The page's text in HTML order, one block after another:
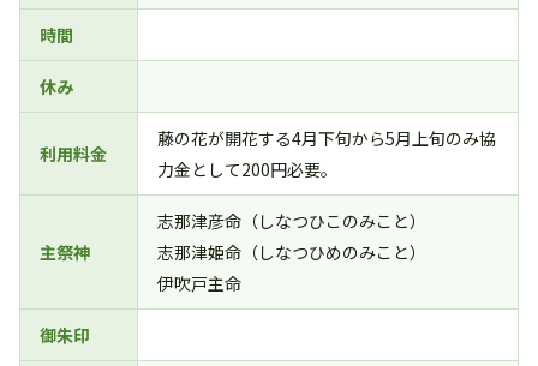
時間
休み
利用料金
藤の花が開花する4月下旬から5月上旬のみ協
力金として200円必要。
主祭神
志那津彦命（しなつひこのみこと）
志那津姫命（しなつひめのみこと）
伊吹戸主命
御朱印